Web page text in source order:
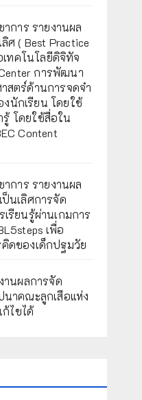
าการ รายงานผล
ศ ( Best Practice
ทคโนโลยีดิจิทัจ
การพัฒนา
สตร์ด้านการจดจำ
งนักเรียน โดยใช้
รู้ โดยใช้สื่อใน
Content
าการ รายงานผล
นเลิศการจัด
รียนรู้ผ่านเกมการ
เพื่อ
ดของเด็กปฐมวัย
านผลการจัด
าคณะลูกเสือแห่ง
ก้ไขได้